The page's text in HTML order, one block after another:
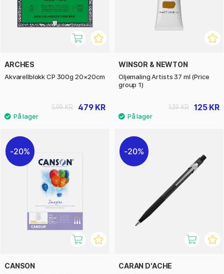
ARCHES
Akvarellblokk CP 300g 20×20cm
479 KR
599 KR
WINSOR & NEWTON
Oljemaling Artists 37 ml (Price
group 1)
125 KR
139 KR
20%
CANSON
20%
CARAN D'ACHE